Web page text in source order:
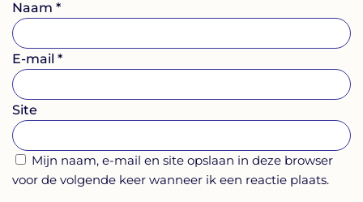
Naam *
E-mail *
Site
Mijn naam, e-mail en site opslaan in deze browser
voor de volgende keer wanneer ik een reactie plaats.